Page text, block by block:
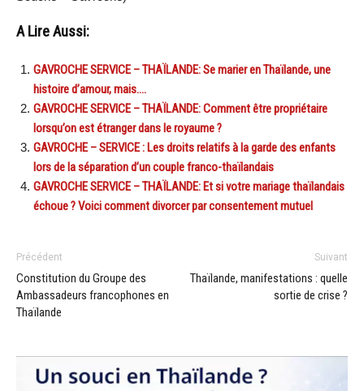
A Lire Aussi:
GAVROCHE SERVICE – THAÏLANDE: Se marier en Thaïlande, une
histoire d’amour, mais….
GAVROCHE SERVICE – THAÏLANDE: Comment être propriétaire
lorsqu’on est étranger dans le royaume ?
GAVROCHE – SERVICE : Les droits relatifs à la garde des enfants
lors de la séparation d’un couple franco-thaïlandais
GAVROCHE SERVICE – THAÏLANDE: Et si votre mariage thaïlandais
échoue ? Voici comment divorcer par consentement mutuel
Précédent
Constitution du Groupe des
Ambassadeurs francophones en
Thaïlande
Suivant
Thaïlande, manifestations : quelle
sortie de crise ?